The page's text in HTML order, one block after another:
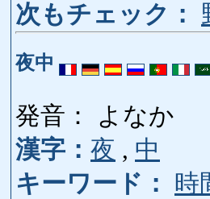
次もチェック：
夜中
発音： よなか
漢字： 夜 , 中
キーワード：
時